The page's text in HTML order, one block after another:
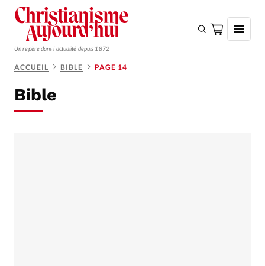
Un repère dans l'actualité depuis 1872
Monde
ACCUEIL BIBLE PAGE 14
Bible